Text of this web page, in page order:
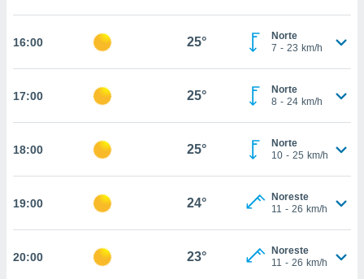
coste.
botón
a la
todas
ya sean
nos
en
perfil
y
CONTINUAR
16:00 25°
Norte
7 - 23 km/h
17:00 25°
Norte
8 - 24 km/h
18:00 25°
Norte
10 - 25 km/h
19:00 24°
Noreste
11 - 26 km/h
20:00 23°
Noreste
11 - 26 km/h